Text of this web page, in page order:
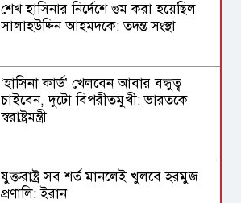
শেখ হাসিনার নির্দেশে গুম করা হয়েছিল
সালাহউদ্দিন আহমদকে: তদন্ত সংস্থা
‘হাসিনা কার্ড’ খেলবেন আবার বন্ধুত্ব
চাইবেন, দুটো বিপরীতমুখী: ভারতকে
স্বরাষ্ট্রমন্ত্রী
যুক্তরাষ্ট্র সব শর্ত মানলেই খুলবে হরমুজ
প্রণালি: ইরান